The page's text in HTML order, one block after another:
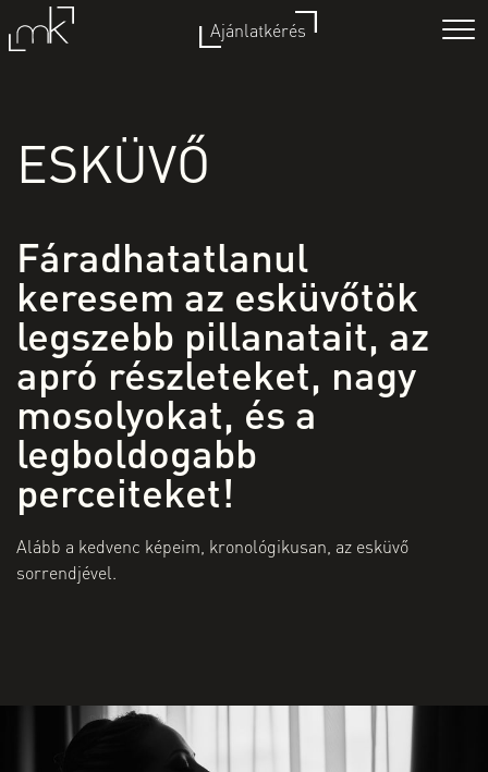
PORTRÉ
EGYÉB
RÓLAM
KAPCSOLAT
Ajánlatkérés
ESKÜVŐ
Fáradhatatlanul
keresem az esküvőtök
legszebb pillanatait, az
apró részleteket, nagy
mosolyokat, és a
legboldogabb
perceiteket!
Alább a kedvenc képeim, kronológikusan, az esküvő
sorrendjével.